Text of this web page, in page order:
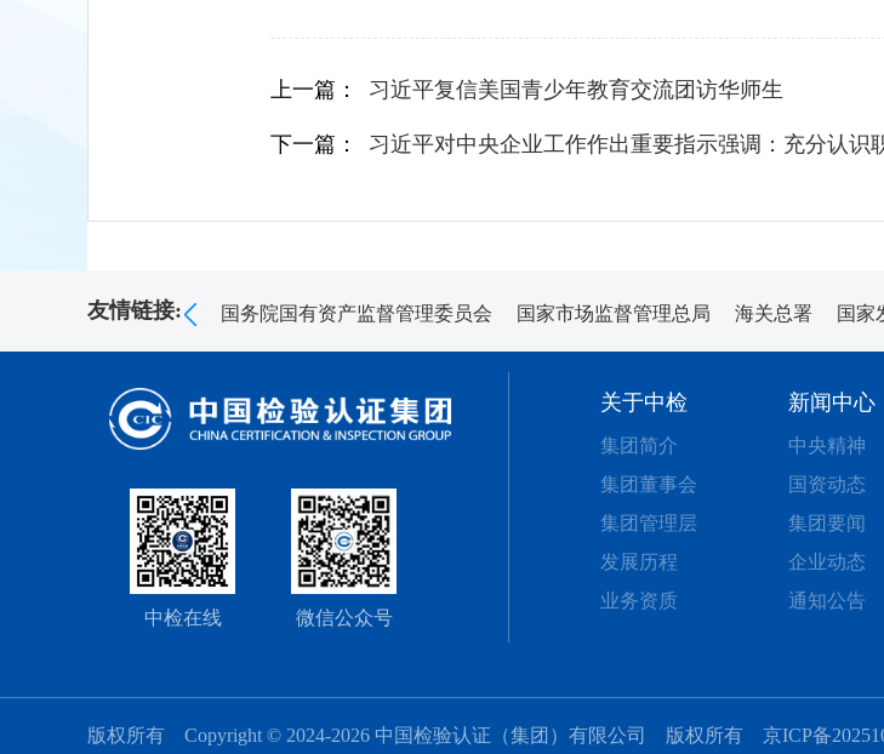
上一篇： 习近平复信美国青少年教育交流团访华师生
下一篇：
友情链接: 国务院国有资产监督管理委员会 国家市场监督管理总局 海关总署 国家
中检在线 微信公众号
关于中检
集团简介
集团董事会
集团管理层
发展历程
业务资质
新闻中心
中央精神
国资动态
集团要闻
企业动态
通知公告
版权所有 Copyright © 2024-2026 中国检验认证（集团）有限公司 版权所有 京ICP备